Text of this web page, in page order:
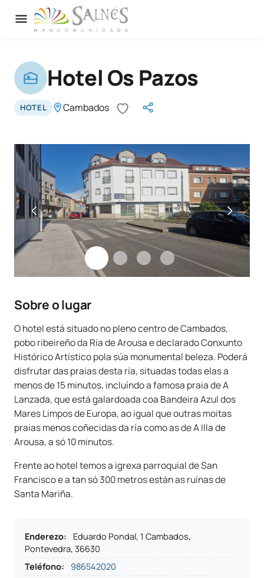
Hotel Os Pazos
HOTEL Cambados
Sobre o lugar
O hotel está situado no pleno centro de Cambados,
pobo ribeireño da Ría de Arousa e declarado Conxunto
Histórico Artístico pola súa monumental beleza. Poderá
disfrutar das praias desta ría, situadas todas elas a
menos de 15 minutos, incluíndo a famosa praia de A
Lanzada, que está galardoada coa Bandeira Azul dos
Mares Limpos de Europa, ao igual que outras moitas
praias menos coñecidas da ría como as de A Illa de
Arousa, a só 10 minutos.
Frente ao hotel temos a igrexa parroquial de San
Francisco e a tan só 300 metros están as ruínas de
Santa Mariña.
Enderezo:
Eduardo Pondal, 1 Cambados,
Pontevedra, 36630
Teléfono:
986542020